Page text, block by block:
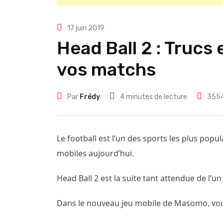
17 juin 2019
Head Ball 2 :
vos matchs
Par Frédy 4 minutes de lecture
Le football est l’un des sports les plus
mobiles aujourd’hui.
Head Ball 2 est la suite tant attendue de
Dans le nouveau jeu mobile de Masomo,